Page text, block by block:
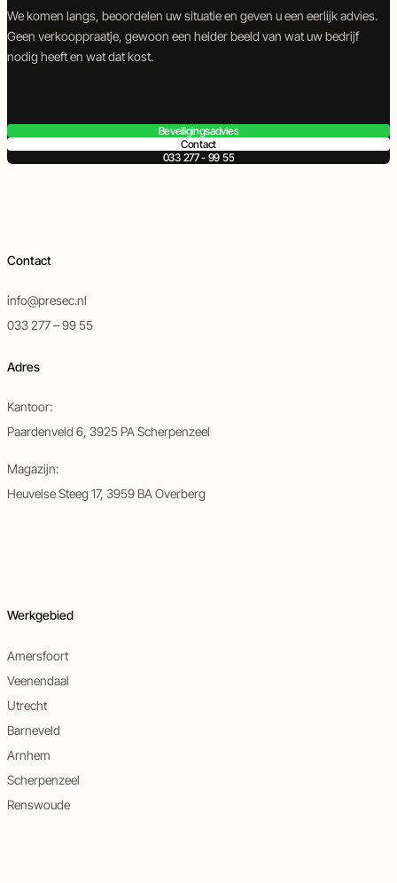
basis van jouw wensen, zonder verplicht contract.
We komen langs, beoordelen uw situatie en geven u een eerlijk advies.
Geen verkooppraatje, gewoon een helder beeld van wat uw bedrijf
nodig heeft en wat dat kost.
Beveiligingsadvies
Contact
033 277 - 99 55
Contact
info@presec.nl
033 277 – 99 55
Adres
Kantoor:
Paardenveld 6, 3925 PA Scherpenzeel
Magazijn:
Heuvelse Steeg 17, 3959 BA Overberg
Werkgebied
Amersfoort
Veenendaal
Utrecht
Barneveld
Arnhem
Scherpenzeel
Renswoude